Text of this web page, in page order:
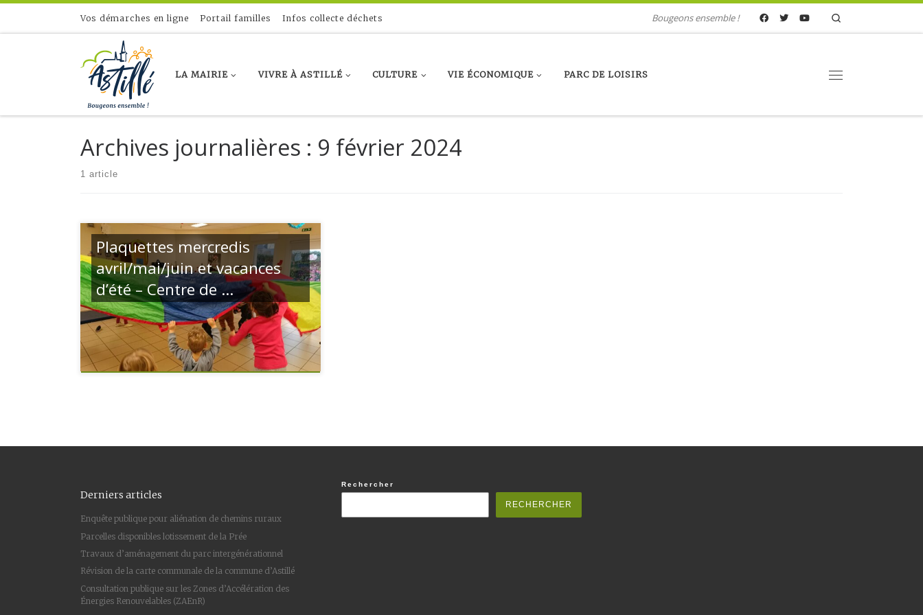
Skip to contentVos démarches en ligne Portail familles Infos collecte déchets Bougeons ensemble !
LA MAIRIE VIVRE À ASTILLÉ CULTURE VIE ÉCONOMIQUE PARC DE LOISIRS
Archives journalières : 9 février 2024
1 article
Plaquettes mercredis
avril/mai/juin et vacances
d’été – Centre de …
Derniers articles
Enquête publique pour aliénation de chemins ruraux
Parcelles disponibles lotissement de la Prée
Travaux d’aménagement du parc intergénérationnel
Révision de la carte communale de la commune d’Astillé
Consultation publique sur les Zones d’Accélération des
Énergies Renouvelables (ZAEnR)
Rechercher
RECHERCHER